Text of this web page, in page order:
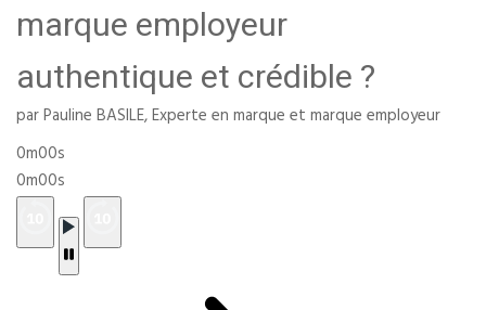
marque employeur
authentique et crédible ?
par Pauline BASILE, Experte en marque et marque employeur
0m00s
0m00s